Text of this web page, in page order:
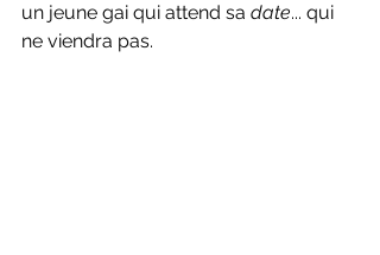
un jeune gai qui attend sa date... qui
ne viendra pas.